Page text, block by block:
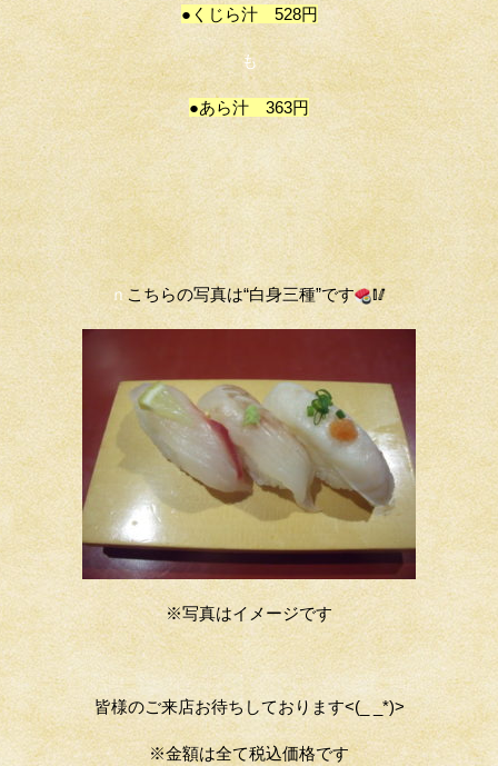
●くじら汁 528円
も
●あら汁 363円
ｎ こちらの写真は“白身三種”です 🥢
※写真はイメージです
皆様のご来店お待ちしております<(_ _*)>
※金額は全て税込価格です